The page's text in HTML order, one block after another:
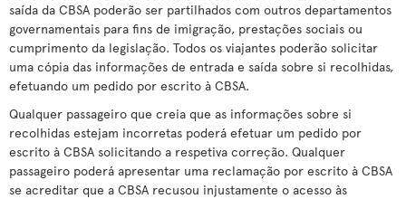
saída da CBSA poderão ser partilhados com outros departamentos
governamentais para fins de imigração, prestações sociais ou
cumprimento da legislação. Todos os viajantes poderão solicitar
uma cópia das informações de entrada e saída sobre si recolhidas,
efetuando um pedido por escrito à CBSA.
Qualquer passageiro que creia que as informações sobre si
recolhidas estejam incorretas poderá efetuar um pedido por
escrito à CBSA solicitando a respetiva correção. Qualquer
passageiro poderá apresentar uma reclamação por escrito à CBSA
se acreditar que a CBSA recusou injustamente o acesso às